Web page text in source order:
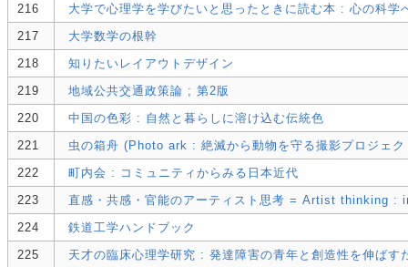
216
大学で心理学を学びたいと思ったときに読む本 : 心の科学
217
大学数学の根幹
218
知りたいレイアウトデザイン
219
地域公共交通政策論 ; 第2版
220
中国の色彩 : 自然と暮らしに溶け込む伝統色
221
虫の箱舟 (Photo ark : 絶滅から動物を守る撮影プロジェク
222
町内会 : コミュニティからみる日本近代
223
直感・共感・官能のアーティスト思考 = Artist thinking
224
鉄道工学ハンドブック
225
天才の臨床心理学研究 : 発達障害の青年と創造性を伸ばす